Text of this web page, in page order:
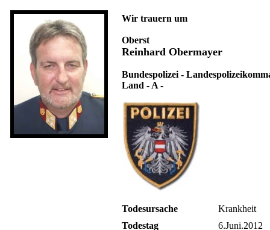
Wir trauern um
Oberst
Reinhard Obermayer
Bundespolizei -
Land - A -
Todesursache
Krankheit
Todestag
6.Juni.2012